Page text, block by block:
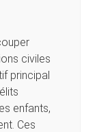
civiles
principal
enfants,
Ces